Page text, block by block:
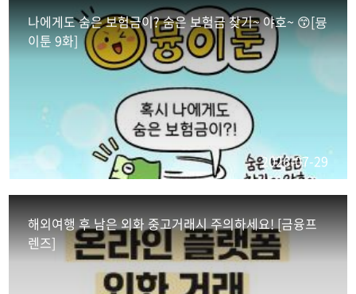
최대한 빨리 찾아가는 것이 소비자에게 유리해요!
#금융위원회 #금융위 #금융 #금융정책 #웹툰 #보험
#숨은보험금 #내보험찾아줌
나에게도 숨은 보험금이? 숨은 보험금 찾기~ 야호~ 😙[뮹
이툰 9화]
2026-07-29
해외여행 후 남은 외화 중고거래시 주의하세요! [금융프
렌즈]